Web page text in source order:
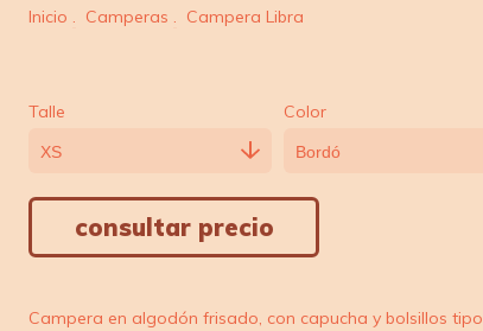
Inicio . Camperas . Campera Libra
Talle Color
Campera en algodón frisado, con capucha y bolsillos tipo